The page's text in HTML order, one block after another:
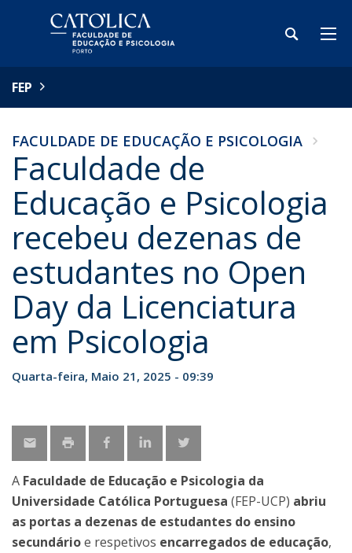
FEP
FACULDADE DE EDUCAÇÃO E PSICOLOGIA
Faculdade de
Educação e Psicologia
recebeu dezenas de
estudantes no Open
Day da Licenciatura
em Psicologia
Quarta-feira, Maio 21, 2025 - 09:39
A Faculdade de Educação e Psicologia da
Universidade Católica Portuguesa (FEP-UCP) abriu
as portas a dezenas de estudantes do ensino
secundárioe respetivos encarregados de educação,